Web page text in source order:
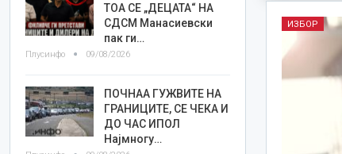
ИЗБОР
ТОА СЕ „ДЕЦАТА“ НА
СДСМ Манасиевски
пак ги…
Плусинфо 09/08/2026
ПОЧНАА ГУЖВИТЕ НА
ГРАНИЦИТЕ, СЕ ЧЕКА И
ДО ЧАС ИПОЛ
Најмногу…